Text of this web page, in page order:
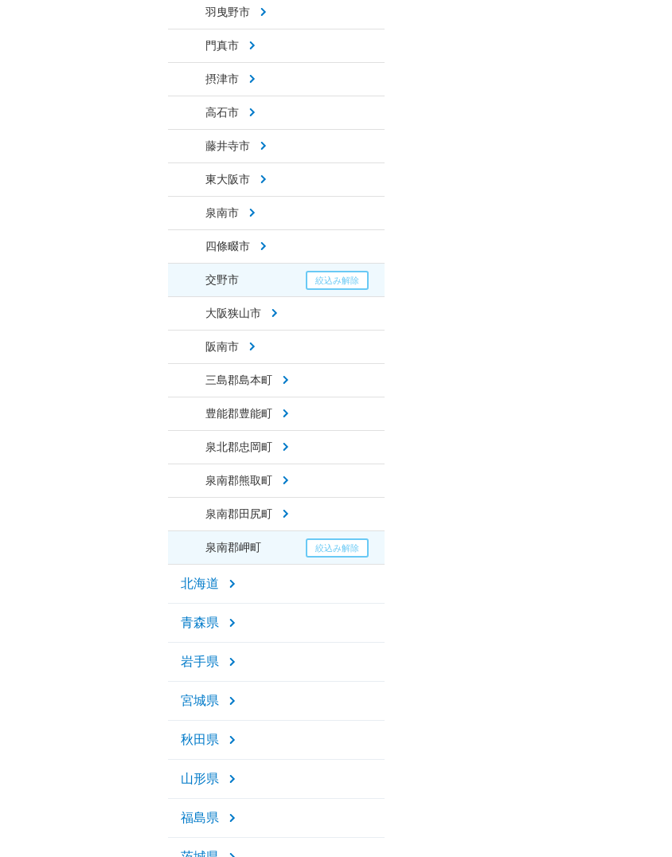
羽曳野市
門真市
摂津市
高石市
藤井寺市
東大阪市
泉南市
四條畷市
交野市
大阪狭山市
阪南市
三島郡島本町
豊能郡豊能町
泉北郡忠岡町
泉南郡熊取町
泉南郡田尻町
泉南郡岬町
北海道
青森県
岩手県
宮城県
秋田県
山形県
福島県